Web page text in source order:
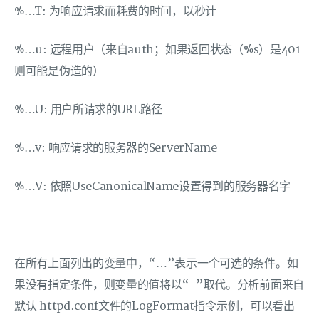
%…T: 为响应请求而耗费的时间，以秒计
%…u: 远程用户（来自auth；如果返回状态（%s）是401
则可能是伪造的）
%…U: 用户所请求的URL路径
%…v: 响应请求的服务器的ServerName
%…V: 依照UseCanonicalName设置得到的服务器名字
——————————————————————
在所有上面列出的变量中，“…”表示一个可选的条件。如
果没有指定条件，则变量的值将以“-”取代。分析前面来自
默认 httpd.conf文件的LogFormat指令示例，可以看出